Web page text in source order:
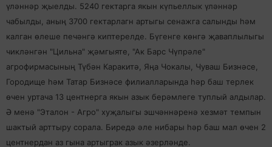
үләннәр җыелды. 5240 гектарга якын күпьеллык үләннәр
чабылды, аның 3700 гектарлагн артыгы сенажга салынды һәм
калган өлеше печәнгә киптерелде. Бүгенге көнгә җаваплылыгы
чикләнгән "Цильна" җәмгыяте, "Ак Барс Чүпрәле"
агрофирмасының Түбән Каракитә, Яңа Чокалы, Чуваш Бизнәсе,
Городище һәм Татар Бизнәсе филиалларында һәр баш терлек
өчен уртача 13 центнерга якын азык берәмлеге туплый алдылар.
Ә менә "Эталон - Агро" хуҗалыгы эшчәннәренә хезмәт темпын
шактый арттыру сорала. Биредә әле нибары һәр баш мал өчен 2
центнердан аз гына артыграк азык әзерләнде.